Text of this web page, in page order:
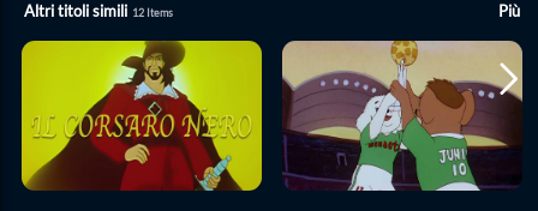
Altri titoli simili 12 Items Più